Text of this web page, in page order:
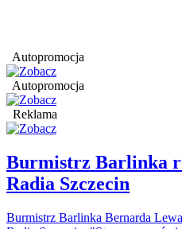
Autopromocja
Autopromocja
Reklama
Burmistrz Barlinka
Radia Szczecin
Burmistrz Barlinka Bernarda